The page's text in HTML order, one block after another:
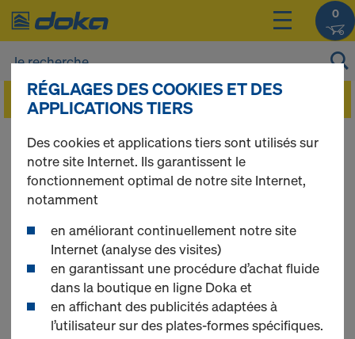
0
Vous pouvez afficher les prix de vos produits
après vous êtreconnecté(e)ouinscrit(e)
Système d'ancrage
26,5
RÉGLAGES DES COOKIES ET DES
APPLICATIONS TIERS
Des cookies et applications tiers sont utilisés sur
notre site Internet. Ils garantissent le
fonctionnement optimal de notre site Internet,
notamment
en améliorant continuellement notre site
Internet (analyse des visites)
en garantissant une procédure d’achat fluide
dans la boutique en ligne Doka et
en affichant des publicités adaptées à
l’utilisateur sur des plates-formes spécifiques.